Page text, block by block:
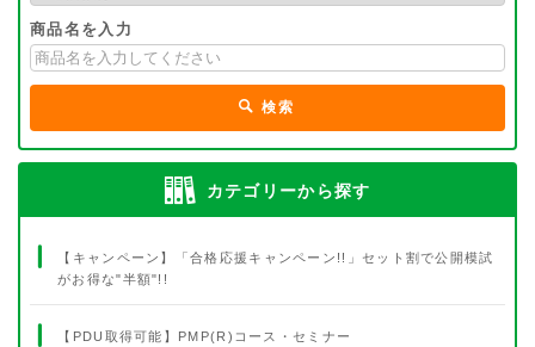
商品名を入力
検索
カテゴリーから探す
【キャンペーン】「合格応援キャンペーン!!」セット割で公開模試
がお得な"半額"!!
【PDU取得可能】PMP(R)コース・セミナー